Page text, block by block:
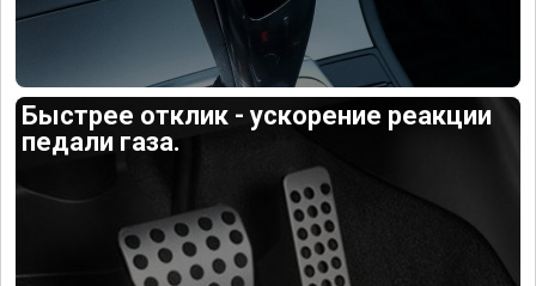
Быстрее отклик - ускорение реакции
педали газа.